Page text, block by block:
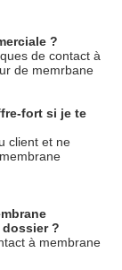
?
de contact à
de memrbane
fort si je te
client et ne
?
à membrane